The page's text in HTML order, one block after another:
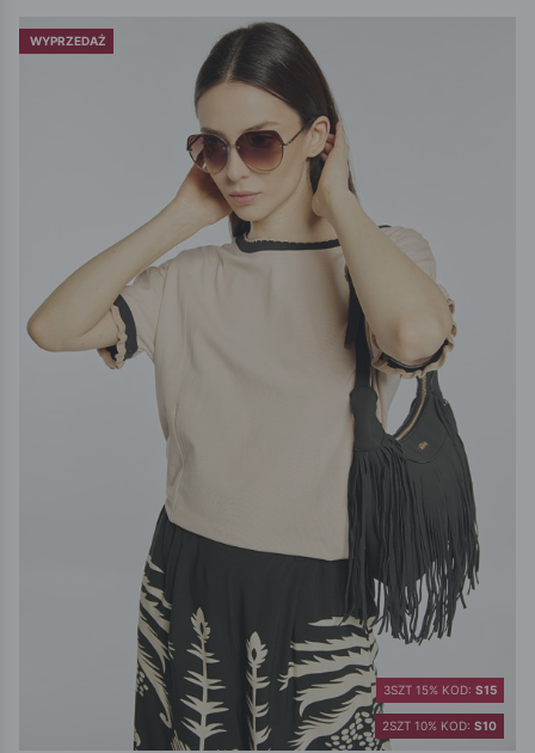
WYPRZEDAŻ
2SZT 10% KOD: S10
3SZT 15% KOD: S15